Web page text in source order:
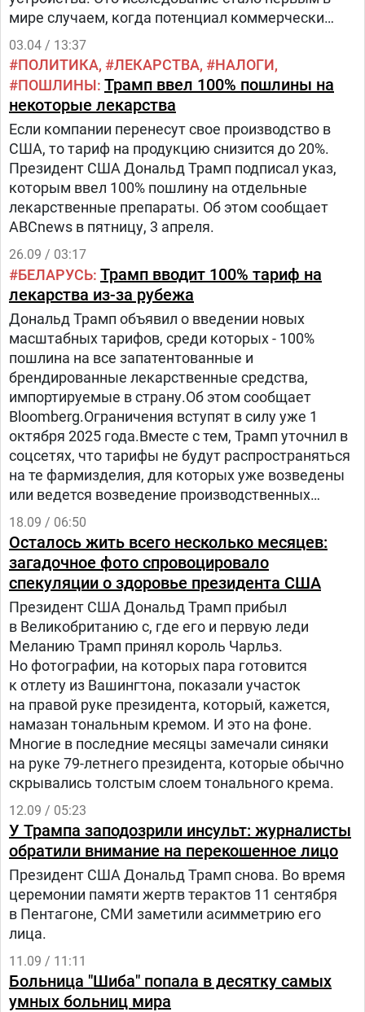
мире случаем, когда потенциал коммерчески
доступных смарт-часов для раннего
предсказания синкопе (обморока) был доказан
на клиническом уровне.
03.04 / 13:37
ПОЛИТИКА ЛЕКАРСТВА
НАЛОГИ
ПОШЛИНЫ Трамп ввел 100% пошлины на
некоторые лекарства
Если компании перенесут свое производство в
США, то тариф на продукцию снизится до 20%.
Президент США Дональд Трамп подписал указ,
которым ввел 100% пошлину на отдельные
лекарственные препараты. Об этом сообщает
ABCnews в пятницу, 3 апреля.
26.09 / 03:17
БЕЛАРУСЬ Трамп вводит 100% тариф на
лекарства из-за рубежа
Дональд Трамп объявил о введении новых
масштабных тарифов, среди которых - 100%
пошлина на все запатентованные и
брендированные лекарственные средства,
импортируемые в страну.Об этом сообщает
Вloomberg.Ограничения вступят в силу уже 1
октября 2025 года.Вместе с тем, Трамп уточнил в
соцсетях, что тарифы не будут распространяться
на те фармизделия, для которых уже возведены
или ведется возведение производственных
мощностей на территории США.Таким образом,
Белый дом хочет заставить транснациональные
корпорации переносить производство лекарств
из Европы и Азии в Америку.Кроме того,
фармацевтические компании также получили
ультиматум: до конца сентября они должны
добровольно снизить цены для правительства
США до уровня, соответствующего самым
низким международным показателям.Новость о
данном нововведении уже вызвала падение
азиатских бирж и особенно сильно ударила по
акциям фармацевтических компаний в Японии,
Австралии и Южной Корее.Кто под
ударомПроизводители лекарств, которые до сих
пор не перенесли производство в США. Например,
действующие вещества для препаратов Ozempic
и Wegovy (Novo Nordisk) изготавливают в Дании, а
важные этапы производства препарата Mounjaro
(Eli Lilly) - в Ирландии.Johnson &amp; Johnson
производит иммунный препарат Stelara в
Швейцарии, а противораковый Darzalex - в
Дании.ВгіѕтоІ-Myers Squibb производит Opdivo
преимущественно в Ирландии и
Швейцарии.Novartis поставляет Cosentyx и
Entresto из Швейцарии.Таким компаниям
придется доказывать, что они реально строят
18.09 / 06:50
Осталось жить всего несколько месяцев:
загадочное фото спровоцировало
спекуляции о здоровье президента США
Президент США Дональд Трамп прибыл
в Великобританию с, где его и первую леди
Меланию Трамп принял король Чарльз.
Но фотографии, на которых пара готовится
к отлету из Вашингтона, показали участок
на правой руке президента, который, кажется,
намазан тональным кремом. И это на фоне.
Многие в последние месяцы замечали синяки
на руке 79-летнего президента, которые обычно
скрывались толстым слоем тонального крема.
12.09 / 05:23
У Трампа заподозрили инсульт: журналисты
обратили внимание на перекошенное лицо
Президент США Дональд Трамп снова. Во время
церемонии памяти жертв терактов 11 сентября
в Пентагоне, СМИ заметили асимметрию его
лица.
11.09 / 11:11
Больница "Шиба" попала в десятку самых
умных больниц мира